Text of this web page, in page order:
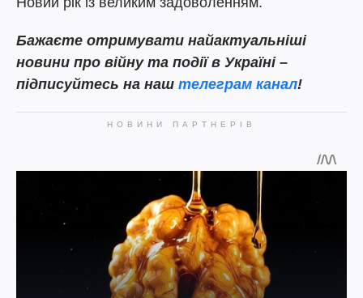
Бажаєте отримувати найактуальніші
новини про війну та події в Україні –
підписуйтесь на наш телеграм канал!